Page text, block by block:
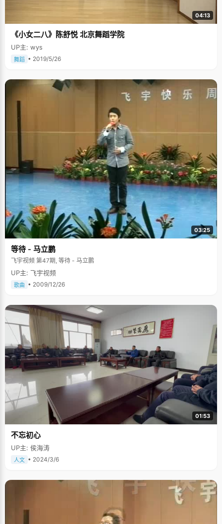
04:13
《小女二八》陈舒悦 北京舞蹈学院
UP主: wys
舞蹈 • 2019/5/26
03:25
等待 - 马立鹏
飞宇视频 第47期, 等待 - 马立鹏
UP主: 飞宇视频
歌曲 • 2009/12/26
01:53
不忘初心
UP主: 侯海涛
人文 • 2024/3/6